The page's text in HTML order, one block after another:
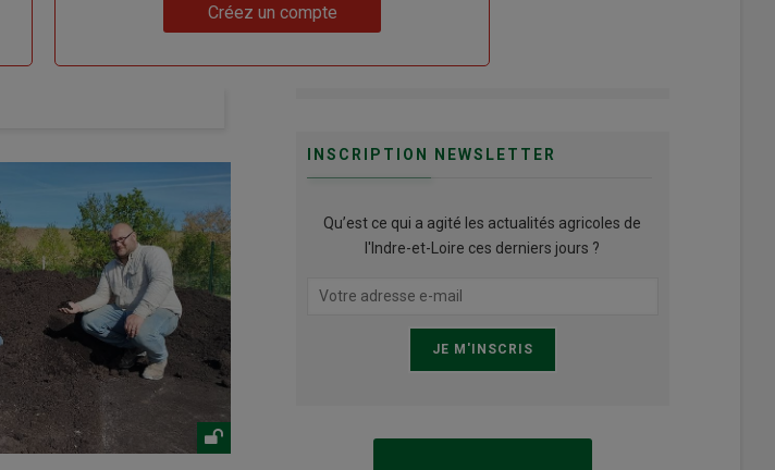
Créez un compte
INSCRIPTION NEWSLETTER
Qu’est ce qui a agité les actualités agricoles de
l'Indre-et-Loire ces derniers jours ?